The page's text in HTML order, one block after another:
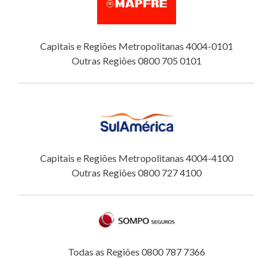
Capitais e Regiões Metropolitanas 4004-0101
Outras Regiões 0800 705 0101
Capitais e Regiões Metropolitanas 4004-4100
Outras Regiões 0800 727 4100
Todas as Regiões 0800 787 7366